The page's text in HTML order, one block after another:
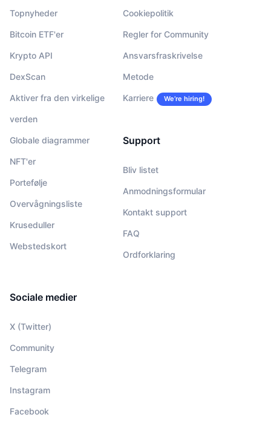
Topnyheder
Bitcoin ETF'er
Krypto API
DexScan
Aktiver fra den virkelige
verden
Globale diagrammer
NFT'er
Portefølje
Overvågningsliste
Kruseduller
Webstedskort
Cookiepolitik
Regler for Community
Ansvarsfraskrivelse
Metode
Karriere We’re hiring!
Support
Bliv listet
Anmodningsformular
Kontakt support
FAQ
Ordforklaring
Sociale medier
X (Twitter)
Community
Telegram
Instagram
Facebook